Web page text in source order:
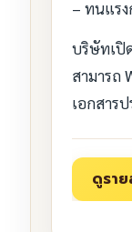
– ทนแร
บริษัทเปิ
สามารถ
เอกสาร